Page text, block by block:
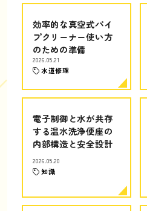
効率的な真空式パイ
プクリーナー使い方
のための準備
2026.05.21
水道修理
電子制御と水が共存
する温水洗浄便座の
内部構造と安全設計
2026.05.20
知識